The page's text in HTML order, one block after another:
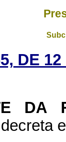
DE
DA